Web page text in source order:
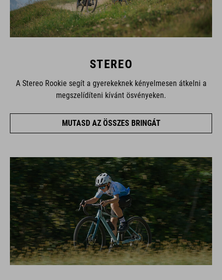
STEREO
A Stereo Rookie segít a gyerekeknek kényelmesen átkelni a
megszelídíteni kívánt ösvényeken.
MUTASD AZ ÖSSZES BRINGÁT